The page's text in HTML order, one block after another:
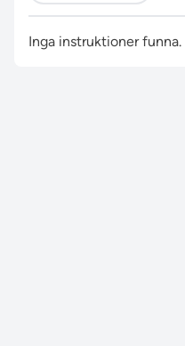
Inga instruktioner funna.